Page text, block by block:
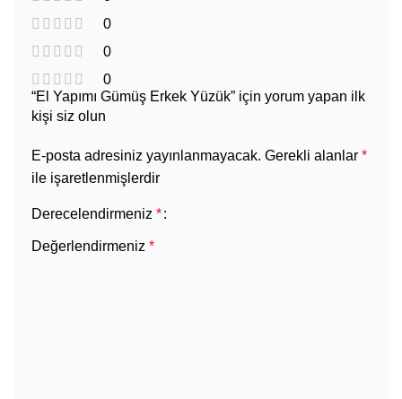
0
0
0
“El Yapımı Gümüş Erkek Yüzük” için yorum yapan ilk
kişi siz olun
E-posta adresiniz yayınlanmayacak. Gerekli alanlar *
ile işaretlenmişlerdir
Derecelendirmeniz *
Değerlendirmeniz *